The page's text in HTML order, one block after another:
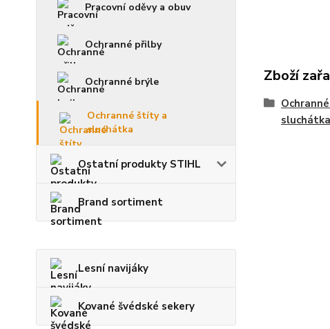
Pracovní oděvy a obuv
Ochranné přilby
Ochranné brýle
Ochranné štíty a
sluchátka
Ostatní produkty STIHL
Brand sortiment
Lesní navijáky
Kované švédské sekery
Zboží
sluchátka